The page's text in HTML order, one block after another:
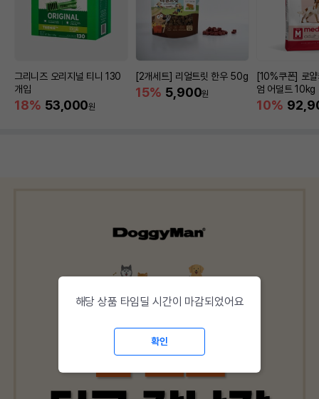
그리니즈 오리지널 티니 130
개입
18% 53,000원
[2개세트] 리얼트릿 한우 50g
15% 5,900원
[10%쿠폰] 로
엄 어덜트 10kg
증진
10%
해당 상품 타임딜 시간이 마감되었어요
확인